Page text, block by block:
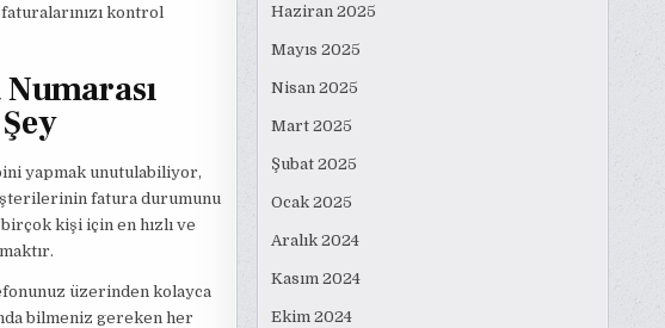
kontrol
yapmak unutulabiliyor,
fatura durumunu
kişi için en hızlı ve
üzerinden kolayca
bilmeniz gereken her
Haziran 2025
Mayıs 2025
Nisan 2025
Mart 2025
Şubat 2025
Ocak 2025
Aralık 2024
Kasım 2024
Ekim 2024